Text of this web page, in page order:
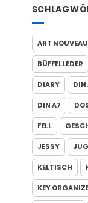
ART NOUVEAU
BÜFFELLEDER
DIARY DIN
DIN A7
FELL
JESSY
KELTISCH
KEY